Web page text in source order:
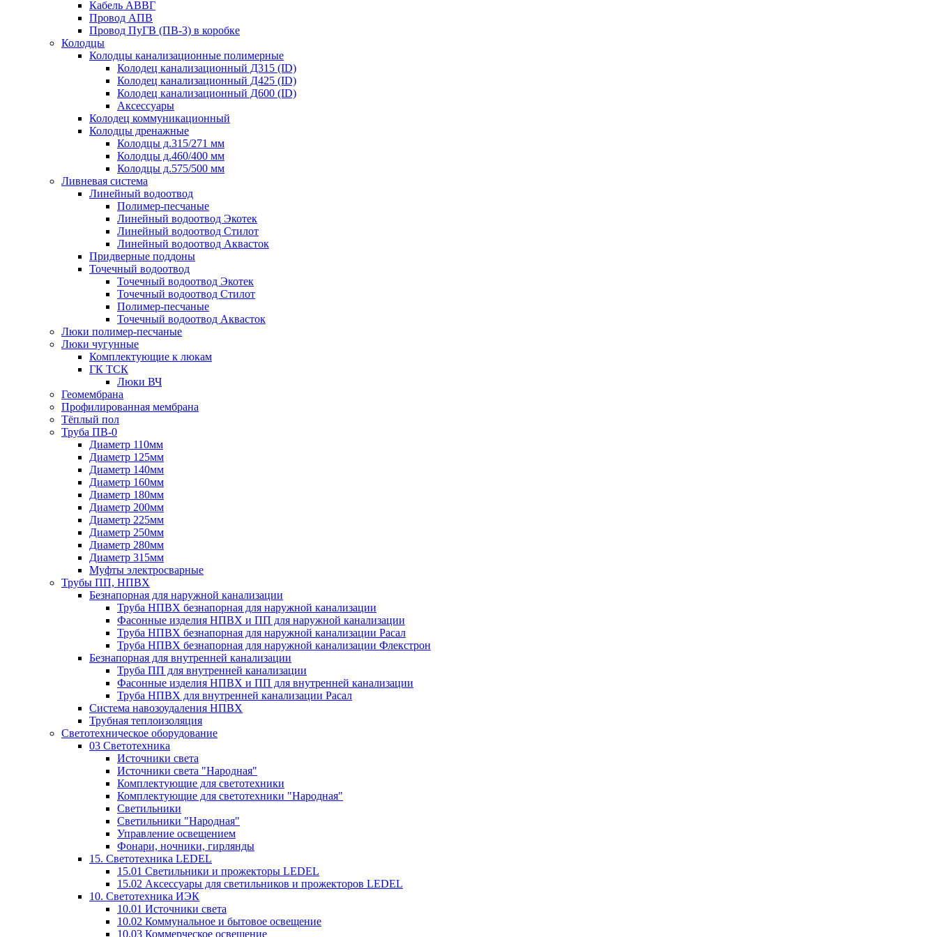
Кабель АВВГ
Провод АПВ
Провод ПуГВ (ПВ-3) в коробке
Колодцы
Колодцы канализационные полимерные
Колодец канализационный Д315 (ID)
Колодец канализационный Д425 (ID)
Колодец канализационный Д600 (ID)
Аксессуары
Колодец коммуникационный
Колодцы дренажные
Колодцы д.315/271 мм
Колодцы д.460/400 мм
Колодцы д.575/500 мм
Ливневая система
Линейный водоотвод
Полимер-песчаные
Линейный водоотвод Экотек
Линейный водоотвод Стилот
Линейный водоотвод Аквасток
Придверные поддоны
Точечный водоотвод
Точечный водоотвод Экотек
Точечный водоотвод Стилот
Полимер-песчаные
Точечный водоотвод Аквасток
Люки полимер-песчаные
Люки чугунные
Комплектующие к люкам
ГК ТСК
Люки ВЧ
Геомембрана
Профилированная мембрана
Тёплый пол
Труба ПВ-0
Диаметр 110мм
Диаметр 125мм
Диаметр 140мм
Диаметр 160мм
Диаметр 180мм
Диаметр 200мм
Диаметр 225мм
Диаметр 250мм
Диаметр 280мм
Диаметр 315мм
Муфты электросварные
Трубы ПП, НПВХ
Безнапорная для наружной канализации
Труба НПВХ безнапорная для наружной канализации
Фасонные изделия НПВХ и ПП для наружной канализации
Труба НПВХ безнапорная для наружной канализации Расал
Труба НПВХ безнапорная для наружной канализации Флекстрон
Безнапорная для внутренней канализации
Труба ПП для внутренней канализации
Фасонные изделия НПВХ и ПП для внутренней канализации
Труба НПВХ для внутренней канализации Расал
Система навозоудаления НПВХ
Трубная теплоизоляция
Светотехническое оборудование
03 Светотехника
Источники света
Источники света "Народная"
Комплектующие для светотехники
Комплектующие для светотехники "Народная"
Светильники
Светильники "Народная"
Управление освещением
Фонари, ночники, гирлянды
15. Светотехника LEDEL
15.01 Светильники и прожекторы LEDEL
15.02 Аксессуары для светильников и прожекторов LEDEL
10. Светотехника ИЭК
10.01 Источники света
10.02 Коммунальное и бытовое освещение
10.03 Коммерческое освещение